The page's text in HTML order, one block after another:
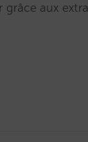
aux